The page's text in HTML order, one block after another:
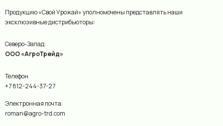
Продукцию «Свой Урожай» уполномочены представлять наши
эксклюзивные дистрибьюторы:
Северо-Запад:
ООО «АгроТрейд»
Телефон
+7 812-244-37-27
Электронная почта:
roman@agro-trd.com